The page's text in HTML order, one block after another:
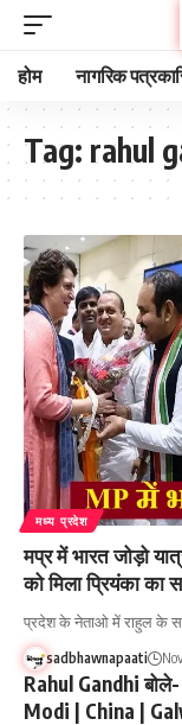
होम नागरिक
Tag: rahul
मध्य प्रदेश
मप्र में भारत जोड़ो
को मिला प्रियंका का
प्रदेश के नेताओ में राहुल के
sadbhawnapaati
Rahul Gandhi
Modi | China |